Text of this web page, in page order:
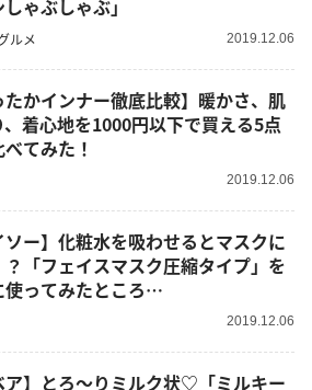
ゃぶしゃぶ」
ルメ 2019.12.06
たかインナー徹底比較】暖かさ、肌
、着心地を1000円以下で買える5点
てみた！
2019.12.06
ソー】化粧水を吸わせるとマスクに
？「フェイスマスク圧縮タイプ」を
使ってみたところ…
2019.12.06
ア】とろ～りミルク状♡「ミルキー